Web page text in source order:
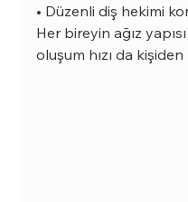
• Düzenli diş hekimi
Her bireyin ağız
oluşum hızı da